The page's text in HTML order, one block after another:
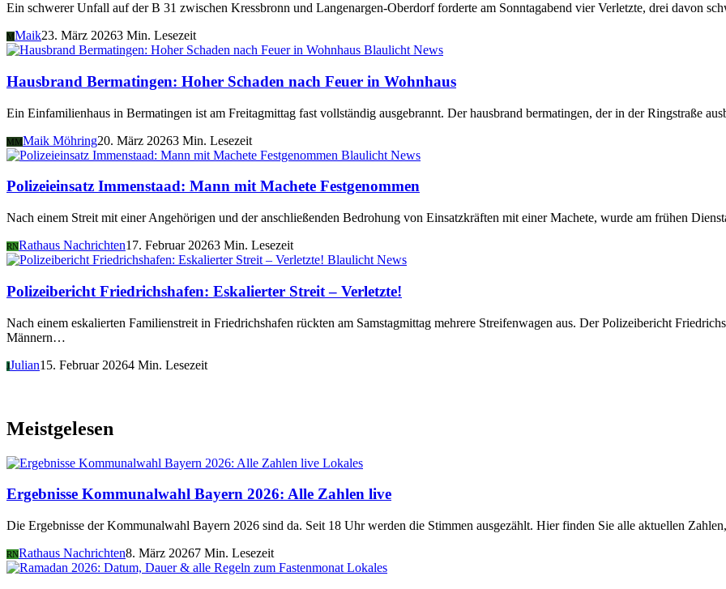
Ein schwerer Unfall auf der B 31 zwischen Kressbronn und Langenargen-Oberdorf forderte am Sonntagabend vier Verletzte, drei davon
M Maik23. März 20263 Min. Lesezeit
Blaulicht News
Hausbrand Bermatingen: Hoher Schaden nach Feuer in Wohnhaus
Ein Einfamilienhaus in Bermatingen ist am Freitagmittag fast vollständig ausgebrannt. Der hausbrand bermatingen, der in der Ringstraße
MMMaik Möhring20. März 20263 Min. Lesezeit
Blaulicht News
Polizeieinsatz Immenstaad: Mann mit Machete Festgenommen
Nach einem Streit mit einer Angehörigen und der anschließenden Bedrohung von Einsatzkräften mit einer Machete, wurde am frühen
RNRathaus Nachrichten17. Februar 20263 Min. Lesezeit
Blaulicht News
Polizeibericht Friedrichshafen: Eskalierter Streit – Verletzte!
Nach einem eskalierten Familienstreit in Friedrichshafen rückten am Samstagmittag mehrere Streifenwagen aus. Der Polizeibericht
Männern…
JJulian15. Februar 20264 Min. Lesezeit
Meistgelesen
Lokales
Ergebnisse Kommunalwahl Bayern 2026: Alle Zahlen live
Die Ergebnisse der Kommunalwahl Bayern 2026 sind da. Seit 18 Uhr werden die Stimmen ausgezählt. Hier finden Sie alle aktuellen
RNRathaus Nachrichten8. März 20267 Min. Lesezeit
Lokales